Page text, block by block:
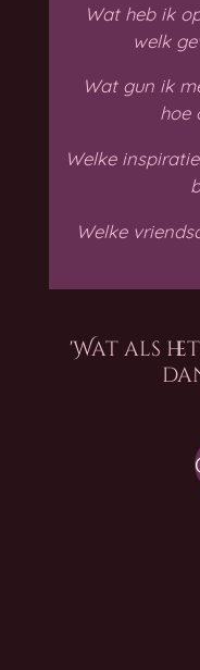
Wat heb ik
welk
Wat gun ik
hoe
Welke
Welke
'Wat als